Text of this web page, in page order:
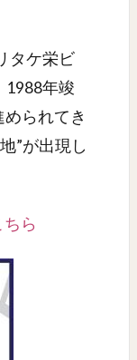
タケ栄ビ
1988年竣
られてき
”が出現し
ちら